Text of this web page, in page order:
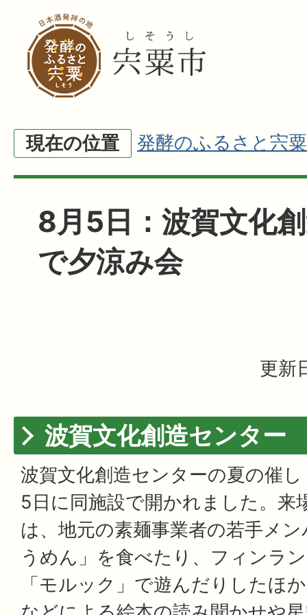
現在の位置 発酵のふるさと宍粟
8月5日：波賀文化
で夕涼み会
更新
波賀文化創造センター
波賀文化創造センターの夏の催
5日に同施設で開かれました。来
は、地元の素麺事業者の若手メ
うめん」を食べたり、フィンラ
「モルック」で遊んだりしたほ